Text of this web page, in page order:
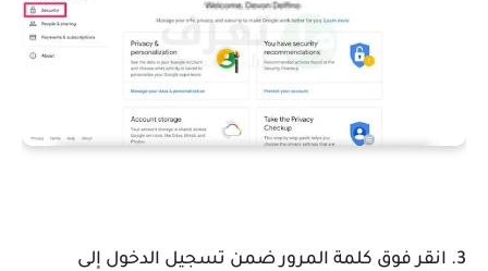
3. انقر فوق كلمة المرور ضمن تسجيل الدخول إلى